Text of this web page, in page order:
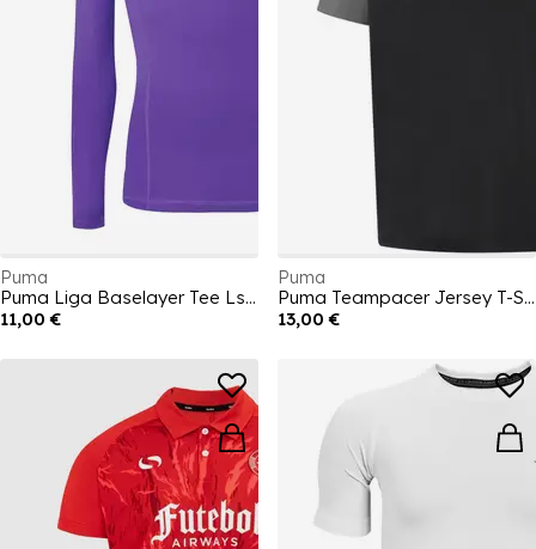
Puma
Puma Liga Baselayer Tee Ls T-Shirt Mens
11,00 €
Puma
Puma Teampacer Jersey T-Shirt Mens
13,00 €